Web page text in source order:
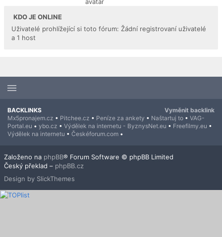
KDO JE ONLINE
Uživatelé prohlížející si toto fórum: Žádní registrovaní uživatelé
a 1 host
BACKLINKS
Vyměnit backlink
Mx5pronajem.cz • Pitchee.cz • Peníze za ankety • Naštartuj to • VAG-
Portal.eu • ybo.cz • Výdělek na internetu - ByznysNet.eu • Freefilmy.eu •
Výdělek na internetu • Českéforum.com •
Založeno na phpBB® Forum Software © phpBB Limited
Český překlad – phpBB.cz
Design by SlickThemes